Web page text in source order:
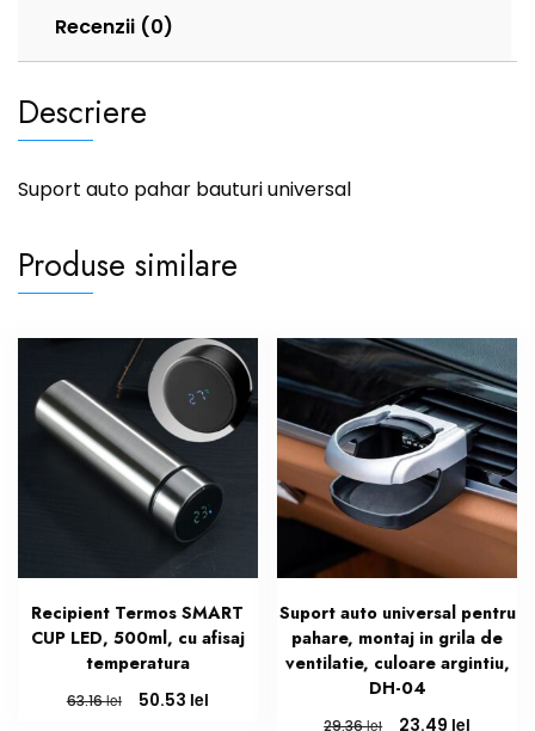
Recenzii (0)
Descriere
Suport auto pahar bauturi universal
Produse similare
Recipient Termos SMART
CUP LED, 500ml, cu afisaj
temperatura
63.16lei
Prețul
50.53 leiPrețul
Suport auto universal pentru
pahare, montaj in grila de
ventilatie, culoare argintiu,
DH-04
29.36lei
Prețul
23.49 lei